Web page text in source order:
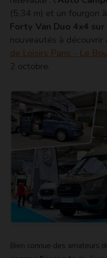
(5,34 m) et un fourgon
Forty Van Duo 4x4 sur
nouveautés à découvrir
de Loisirs Paris - Le
2 octobre.
Bien connue des amateurs